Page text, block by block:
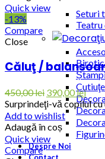
Seturi
Teatru
Despre Noi
Quick view
-13%
Compare
Close
Căluţ /
450,00lei 390,00lei
Surprindeţi-vă copilul cu
Add to wishlist
Adaugă în coș
Quick view
Compare